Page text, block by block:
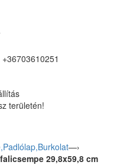
+36703610251
területén!
—›
29,8x59,8 cm